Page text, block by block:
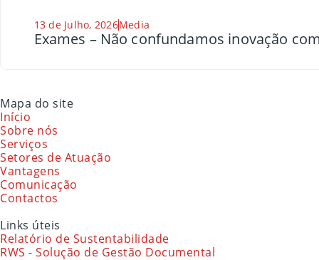
13 de Julho, 2026Media
Exames – Não confundamos inovação
Mapa do site
Início
Sobre nós
Serviços
Setores de Atuação
Vantagens
Comunicação
Contactos
Links úteis
Relatório de Sustentabilidade
RWS - Solução de Gestão Documental